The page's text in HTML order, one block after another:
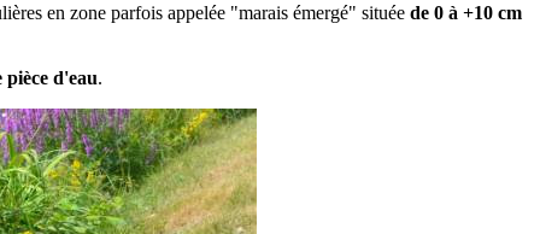
en zone parfois appelée "marais émergé" située de 0 à +10 cm
d'eau.